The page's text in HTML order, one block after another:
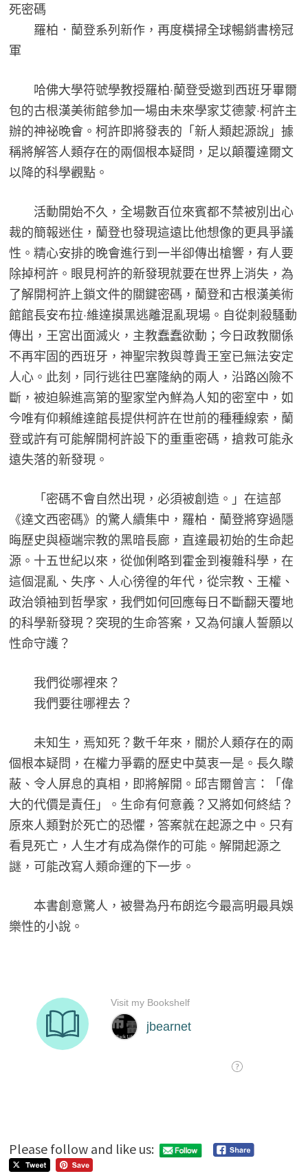
死密碼
羅柏．蘭登系列新作，再度橫掃全球暢銷書榜冠
軍
哈佛大學符號學教授羅柏‧蘭登受邀到西班牙畢爾
包的古根漢美術館參加一場由未來學家艾德蒙‧柯許主
辦的神祕晚會。柯許即將發表的「新人類起源說」據
稱將解答人類存在的兩個根本疑問，足以顛覆達爾文
以降的科學觀點。
活動開始不久，全場數百位來賓都不禁被別出心
裁的簡報迷住，蘭登也發現這遠比他想像的更具爭議
性。精心安排的晚會進行到一半卻傳出槍響，有人要
除掉柯許。眼見柯許的新發現就要在世界上消失，為
了解開柯許上鎖文件的關鍵密碼，蘭登和古根漢美術
館館長安布拉‧維達摸黑逃離混亂現場。自從刺殺騷動
傳出，王宮出面滅火，主教蠢蠢欲動；今日政教關係
不再牢固的西班牙，神聖宗教與尊貴王室已無法安定
人心。此刻，同行逃往巴塞隆納的兩人，沿路凶險不
斷，被迫躲進高第的聖家堂內鮮為人知的密室中，如
今唯有仰賴維達館長提供柯許在世前的種種線索，蘭
登或許有可能解開柯許設下的重重密碼，搶救可能永
遠失落的新發現。
「密碼不會自然出現，必須被創造。」在這部
《達文西密碼》的驚人續集中，羅柏．蘭登將穿過隱
晦歷史與極端宗教的黑暗長廊，直達最初始的生命起
源。十五世紀以來，從伽俐略到霍金到複雜科學，在
這個混亂、失序、人心徬徨的年代，從宗教、王權、
政治領袖到哲學家，我們如何回應每日不斷翻天覆地
的科學新發現？突現的生命答案，又為何讓人誓願以
性命守護？
我們從哪裡來？
我們要往哪裡去？
未知生，焉知死？數千年來，關於人類存在的兩
個根本疑問，在權力爭霸的歷史中莫衷一是。長久矇
蔽、令人屏息的真相，即將解開。邱吉爾曾言：「偉
大的代價是責任」。生命有何意義？又將如何終結？
原來人類對於死亡的恐懼，答案就在起源之中。只有
看見死亡，人生才有成為傑作的可能。解開起源之
謎，可能改寫人類命運的下一步。
本書創意驚人，被譽為丹布朗迄今最高明最具娛
樂性的小說。
Please follow and like us: